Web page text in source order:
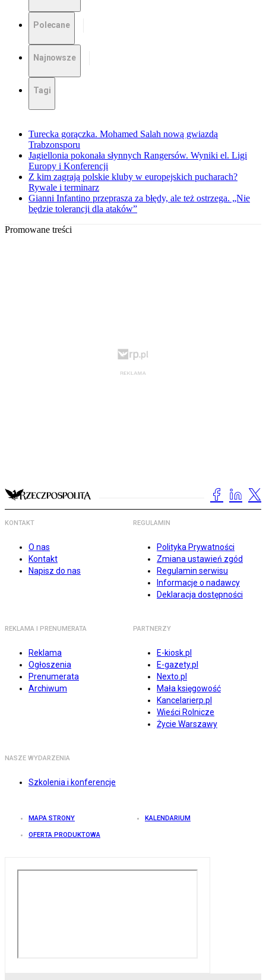
Polecane
Najnowsze
Tagi
Turecka gorączka. Mohamed Salah nową gwiazdą
Trabzonsporu
Jagiellonia pokonała słynnych Rangersów. Wyniki el. Ligi
Europy i Konferencji
Z kim zagrają polskie kluby w europejskich pucharach?
Rywale i terminarz
Gianni Infantino przeprasza za błędy, ale też ostrzega. „Nie
będzie tolerancji dla ataków”
Promowane treści
KONTAKT
O nas
Kontakt
Napisz do nas
REGULAMIN
Polityka Prywatności
Zmiana ustawień zgód
Regulamin serwisu
Informacje o nadawcy
Deklaracja dostępności
REKLAMA I PRENUMERATA
Reklama
Ogłoszenia
Prenumerata
Archiwum
PARTNERZY
E-kiosk.pl
E-gazety.pl
Nexto.pl
Mała księgowość
Kancelarierp.pl
Wieści Rolnicze
Życie Warszawy
NASZE WYDARZENIA
Szkolenia i konferencje
MAPA STRONY KALENDARIUM
OFERTA PRODUKTOWA